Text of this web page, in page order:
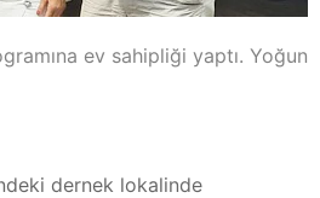
ev sahipliği yaptı. Yoğun
dernek lokalinde